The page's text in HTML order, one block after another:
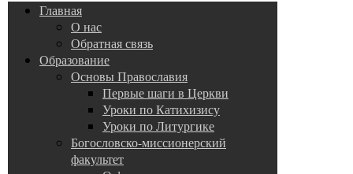
Главная
О нас
Обратная связь
Образование
Основы Православия
Первые шаги в Церкви
Уроки по Катихизису
Уроки по Литургике
Богословско-миссионерский
факультет